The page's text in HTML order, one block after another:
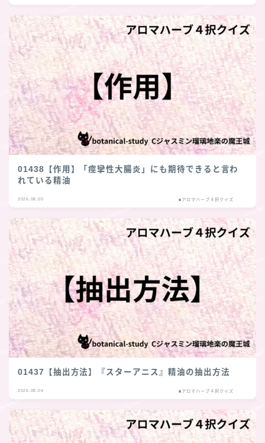
Follow Me
01438【作用】「痙攣性大腸炎」にも期待できると言わ
れている精油
2026.08.05 ■アロマハーブ４択クイズ
01437【抽出方法】『スターアニス』精油の抽出方法
2026.08.04 ■アロマハーブ４択クイズ
follow me
各種登録先のリンクへ